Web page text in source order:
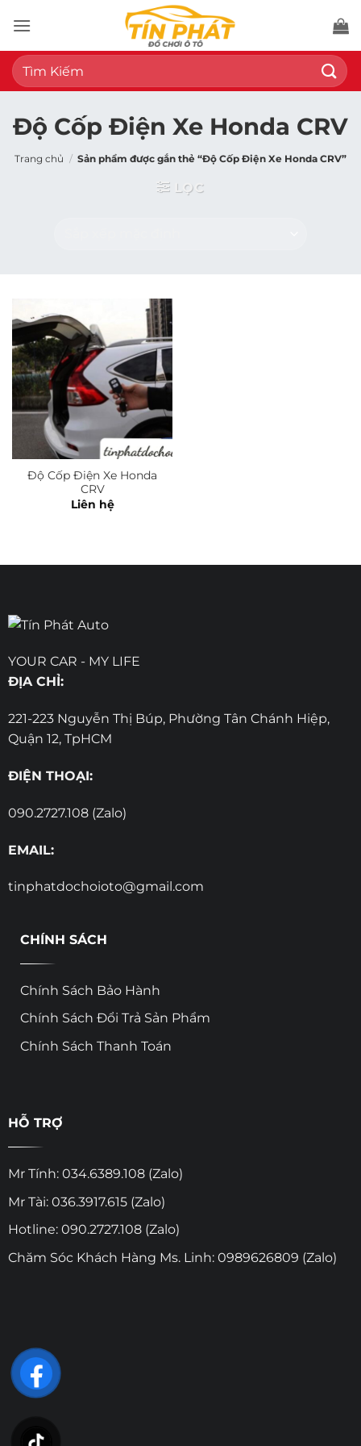
qua
nội
dung
Tìm
kiếm:
Độ Cốp Điện Xe Honda CRV
Trang chủ / Sản phẩm được gắn thẻ “Độ Cốp Điện Xe Honda CRV”
LỌC
Độ Cốp Điện Xe Honda
CRV
Liên hệ
YOUR CAR - MY LIFE
ĐỊA CHỈ:
221-223 Nguyễn Thị Búp, Phường Tân Chánh Hiệp,
Quận 12, TpHCM
ĐIỆN THOẠI:
090.2727.108 (Zalo)
EMAIL:
tinphatdochoioto@gmail.com
CHÍNH SÁCH
Chính Sách Bảo Hành
Chính Sách Đổi Trả Sản Phẩm
Chính Sách Thanh Toán
HỖ TRỢ
Mr Tính: 034.6389.108 (Zalo)
Mr Tài: 036.3917.615 (Zalo)
Hotline: 090.2727.108 (Zalo)
Chăm Sóc Khách Hàng Ms. Linh: 0989626809 (Zalo)